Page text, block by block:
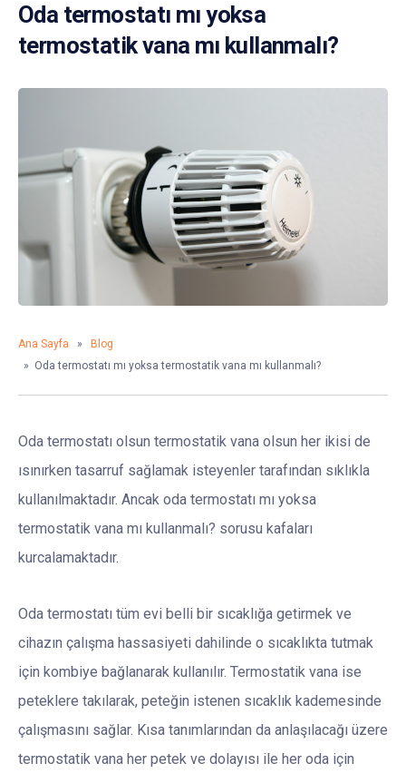
Oda termostatı mı yoksa
termostatik vana mı kullanmalı?
Ana Sayfa »
Blog
» Oda termostatı mı yoksa termostatik vana mı kullanmalı?
Oda termostatı olsun termostatik vana olsun her ikisi de
ısınırken tasarruf sağlamak isteyenler tarafından sıklıkla
kullanılmaktadır. Ancak oda termostatı mı yoksa
termostatik vana mı kullanmalı? sorusu kafaları
kurcalamaktadır.
Oda termostatı tüm evi belli bir sıcaklığa getirmek ve
cihazın çalışma hassasiyeti dahilinde o sıcaklıkta tutmak
için kombiye bağlanarak kullanılır. Termostatik vana ise
peteklere takılarak, peteğin istenen sıcaklık kademesinde
çalışmasını sağlar. Kısa tanımlarından da anlaşılacağı üzere
termostatik vana her petek ve dolayısı ile her oda için